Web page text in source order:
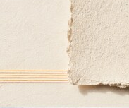
COMMUNIQUÉS
LES PLUS LUS
INSCRIPTION